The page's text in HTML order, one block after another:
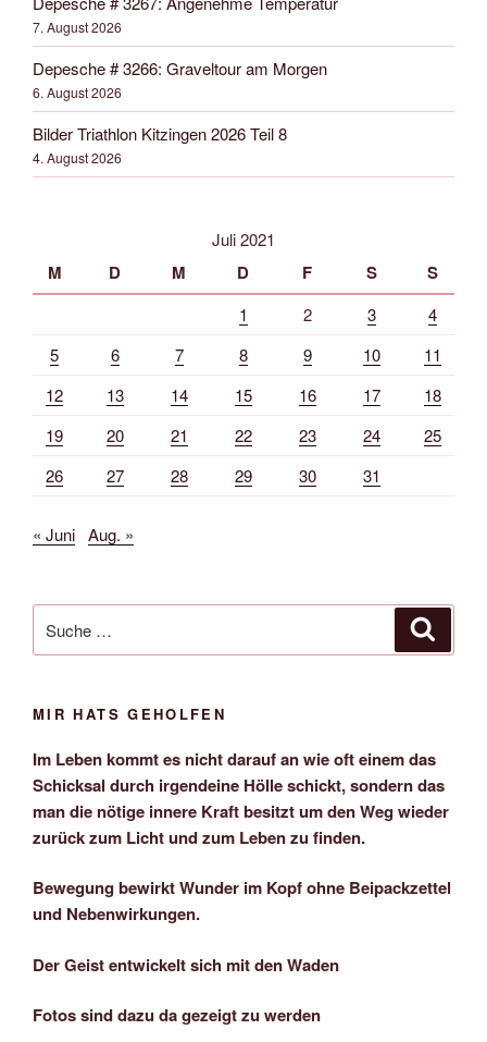
7. August 2026
Depesche # 3266: Graveltour am Morgen
6. August 2026
Bilder Triathlon Kitzingen 2026 Teil 8
4. August 2026
Juli 2021
M D M D F S S
1 2 3
4
5
6 7 8 9 10
11
12
13 14 15 16 17
18
19
20 21 22 23 24
25
26
27 28 29 30 31
« Juni Aug. »
nach:
MIR HATS GEHOLFEN
Im Leben kommt es nicht darauf an wie oft einem das
Schicksal durch irgendeine Hölle schickt, sondern das
man die nötige innere Kraft besitzt um den Weg wieder
zurück zum Licht und zum Leben zu finden.
Bewegung bewirkt Wunder im Kopf ohne Beipackzettel
und Nebenwirkungen.
Der Geist entwickelt sich mit den Waden
Fotos sind dazu da gezeigt zu werden